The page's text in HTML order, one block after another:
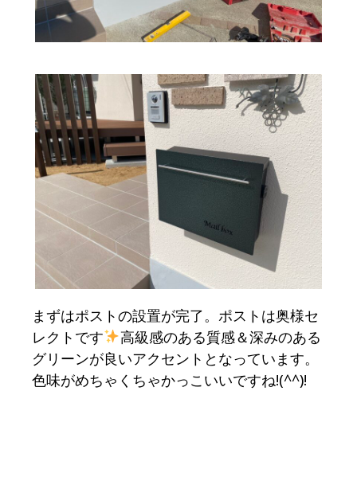
まずはポストの設置が完了。ポストは奥様セ
レクトです
高級感のある質感＆深みのある
グリーンが良いアクセントとなっています。
色味がめちゃくちゃかっこいいですね!(^^)!